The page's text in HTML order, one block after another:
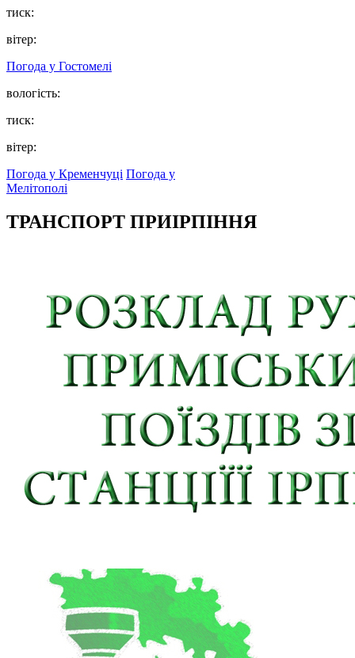
тиск:
вітер:
Погода у Гостомелі
вологість:
тиск:
вітер:
Погода у Кременчуці Погода у
Мелітополі
ТРАНСПОРТ ПРИІРПІННЯ